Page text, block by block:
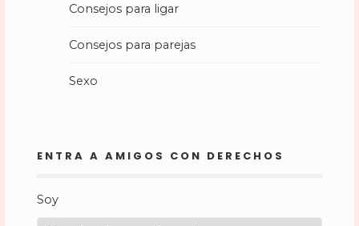
Consejos para ligar
Consejos para parejas
Sexo
ENTRA A AMIGOS CON DERECHOS
Soy